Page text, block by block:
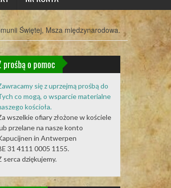
Świętej, Msza międzynarodowa.
prośbą o pomoc
się z uprzejmą prośbą do
co mogą, o wsparcie materialne
kościoła.
wszelkie ofiary złożone w kościele
przelane na nasze konto
in Antwerpen
31 4111 0005 1155.
serca dziękujemy.